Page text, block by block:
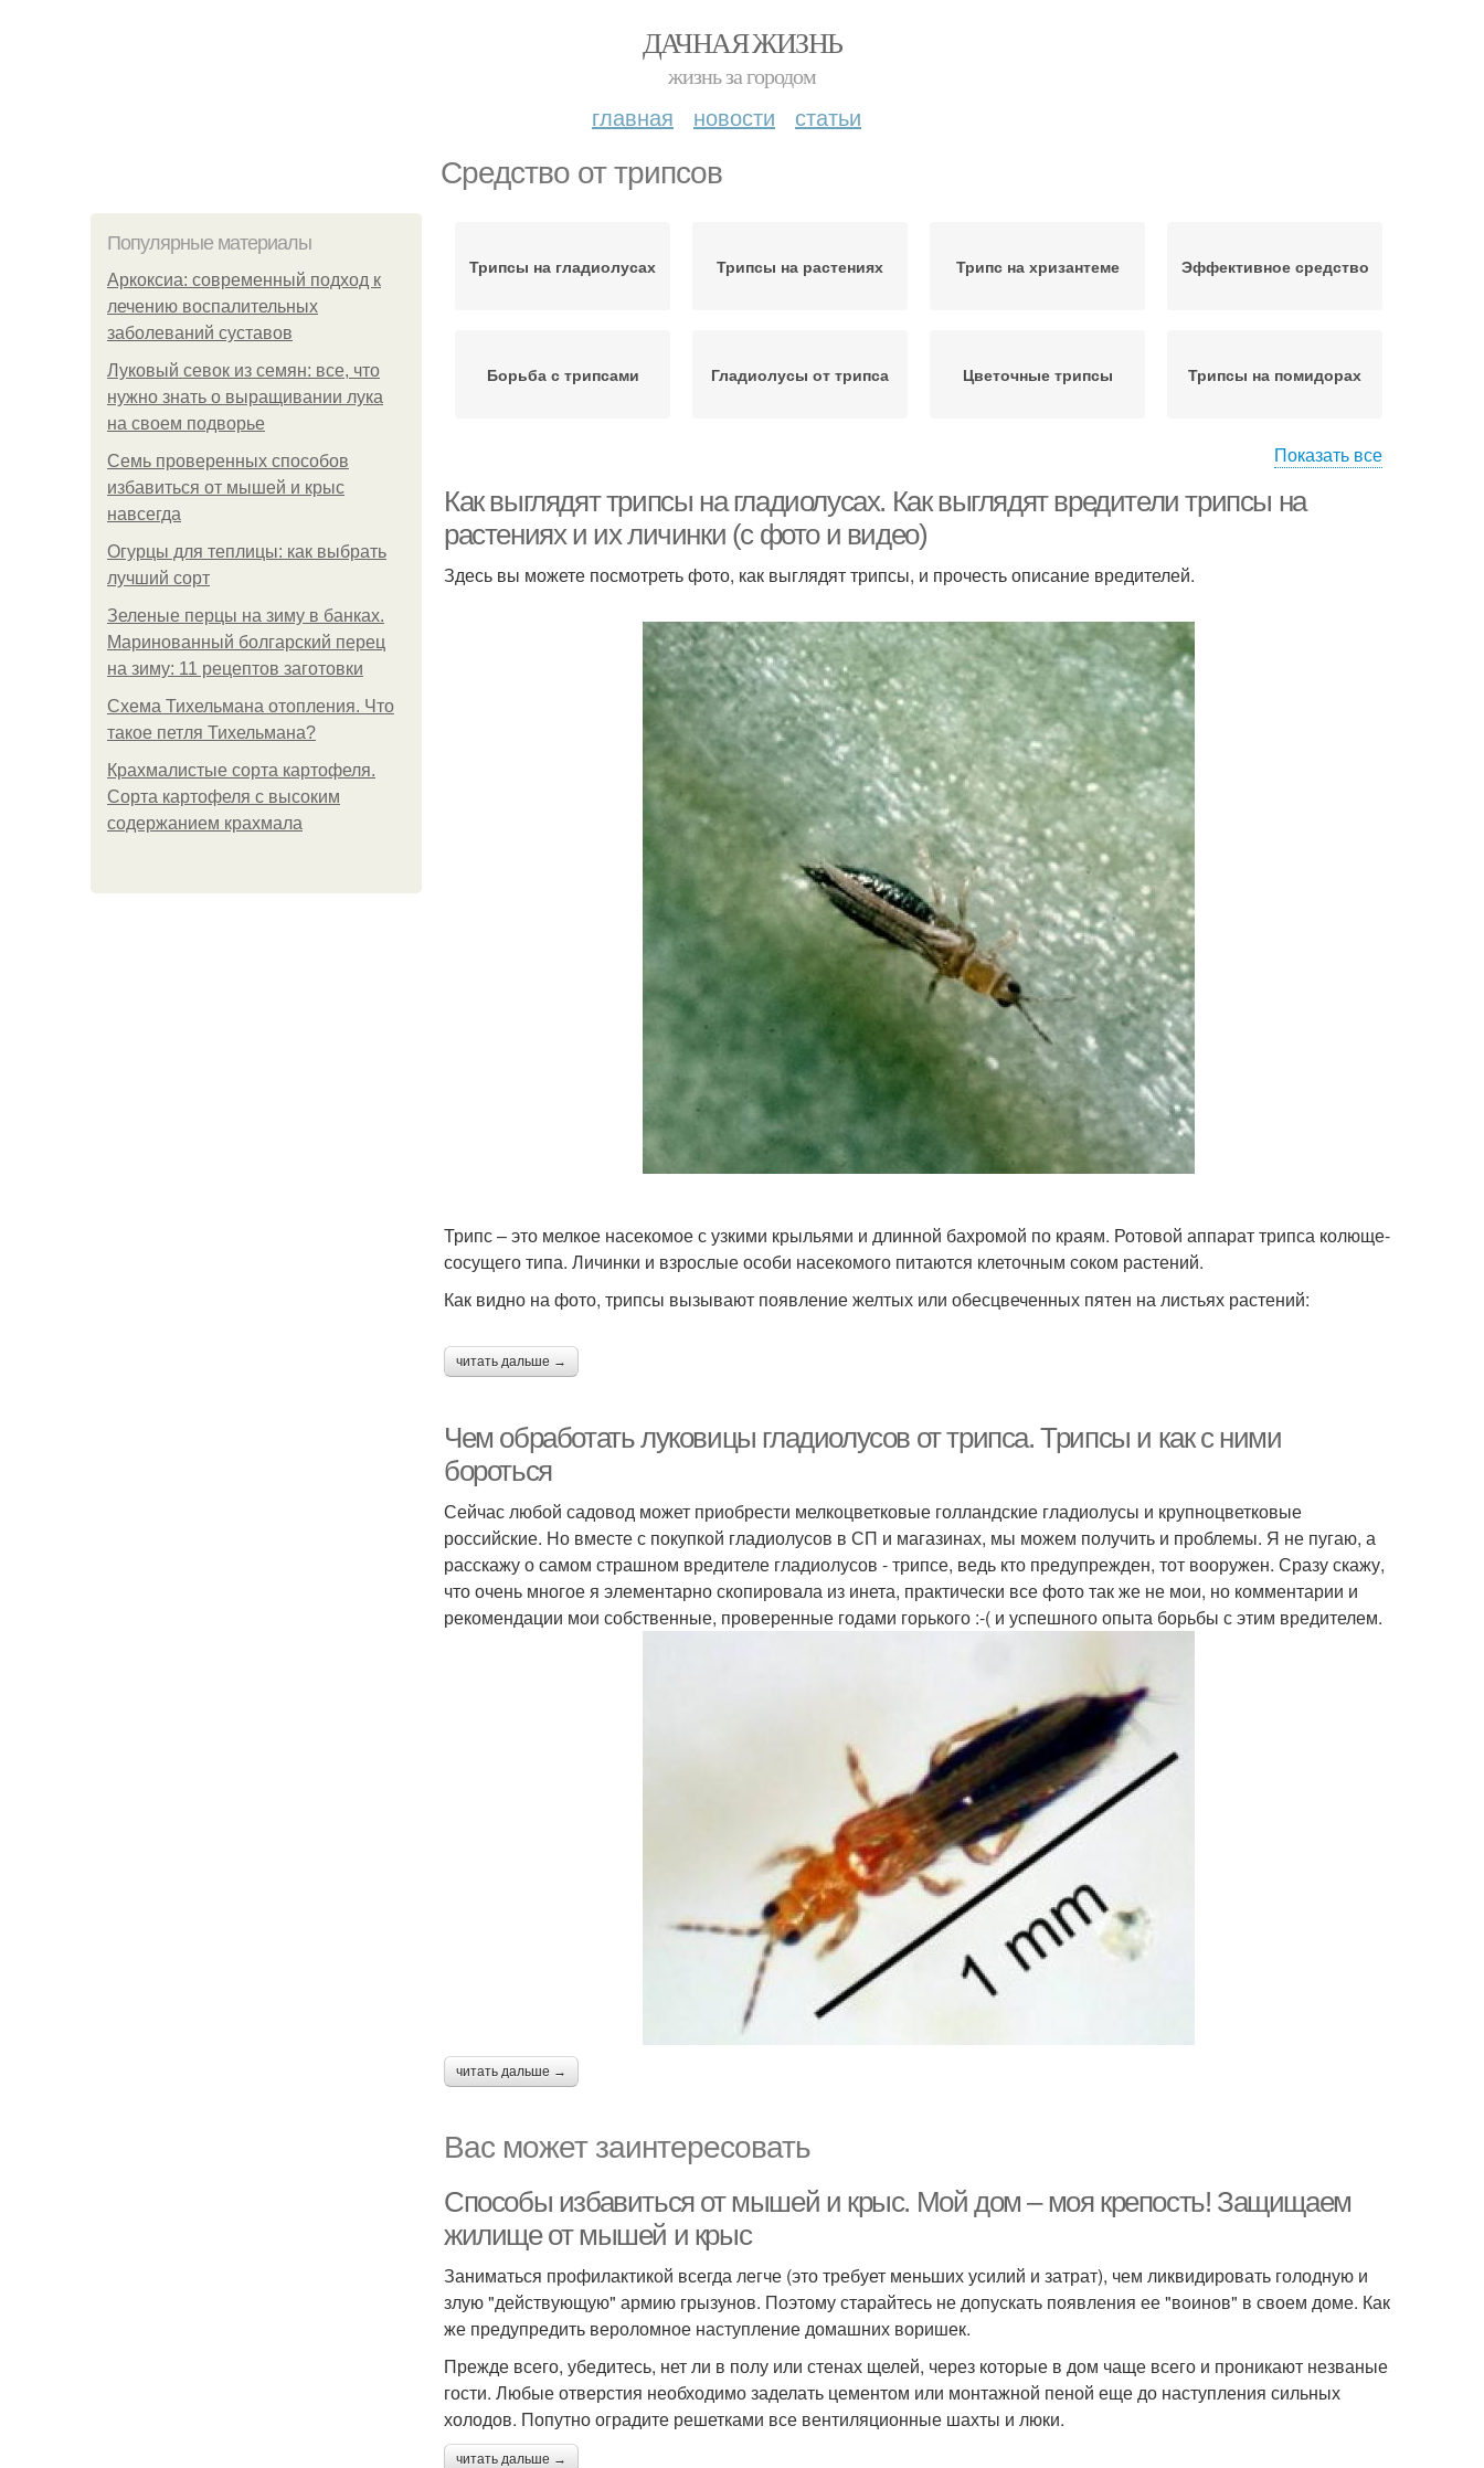
ДАЧНАЯ ЖИЗНЬ
жизнь за городом
главная новости статьи
Средство от трипсов
Популярные материалы
Аркоксиа: современный подход к
лечению воспалительных
заболеваний суставов
Луковый севок из семян: все, что
нужно знать о выращивании лука
на своем подворье
Семь проверенных способов
избавиться от мышей и крыс
навсегда
Огурцы для теплицы: как выбрать
лучший сорт
Зеленые перцы на зиму в банках.
Маринованный болгарский перец
на зиму: 11 рецептов заготовки
Схема Тихельмана отопления. Что
такое петля Тихельмана?
Крахмалистые сорта картофеля.
Сорта картофеля с высоким
содержанием крахмала
Трипсы на гладиолусах Трипсы на растениях Трипс на хризантеме Эффективное средство
Борьба с трипсами Гладиолусы от трипса Цветочные трипсы Трипсы на помидорах
Показать все
Как выглядят трипсы на гладиолусах. Как выглядят вредители трипсы на
растениях и их личинки (с фото и видео)
Здесь вы можете посмотреть фото, как выглядят трипсы, и прочесть описание вредителей.
Трипс – это мелкое насекомое с узкими крыльями и длинной бахромой по краям. Ротовой аппарат трипса колюще-
сосущего типа. Личинки и взрослые особи насекомого питаются клеточным соком растений.
Как видно на фото, трипсы вызывают появление желтых или обесцвеченных пятен на листьях растений:
читать дальше →
Чем обработать луковицы гладиолусов от трипса. Трипсы и как с ними
бороться
Сейчас любой садовод может приобрести мелкоцветковые голландские гладиолусы и крупноцветковые
российские. Но вместе с покупкой гладиолусов в СП и магазинах, мы можем получить и проблемы. Я не пугаю, а
расскажу о самом страшном вредителе гладиолусов - трипсе, ведь кто предупрежден, тот вооружен. Сразу скажу,
что очень многое я элементарно скопировала из инета, практически все фото так же не мои, но комментарии и
рекомендации мои собственные, проверенные годами горького :-( и успешного опыта борьбы с этим вредителем.
читать дальше →
Вас может заинтересовать
Способы избавиться от мышей и крыс. Мой дом – моя крепость! Защищаем
жилище от мышей и крыс
Заниматься профилактикой всегда легче (это требует меньших усилий и затрат), чем ликвидировать голодную и
злую "действующую" армию грызунов. Поэтому старайтесь не допускать появления ее "воинов" в своем доме. Как
же предупредить вероломное наступление домашних воришек.
Прежде всего, убедитесь, нет ли в полу или стенах щелей, через которые в дом чаще всего и проникают незваные
гости. Любые отверстия необходимо заделать цементом или монтажной пеной еще до наступления сильных
холодов. Попутно оградите решетками все вентиляционные шахты и люки.
читать дальше →